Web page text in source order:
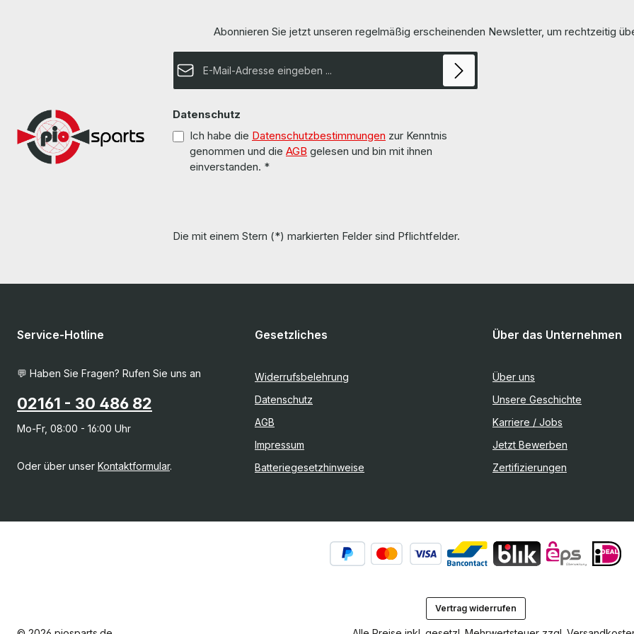
wurde von uns überholt und getestet. More
information and details can be found on the
Informationen und Details finden Sie auf den
100% OK!!! Alle Teile sind gebraucht aber 100 %
The hardware has been overhauled and tested
found on the pages of the manufacturer.
Weitere Informationen und Details finden Sie
auf den Seiten des Herstellers. All parts are
found on the pages of the
Abonnieren Sie jetzt unseren regelmäßig erscheinenden Newsletter, um rechtzeitig
E-Mail-Adresse*
Datenschutz
Ich habe die Datenschutzbestimmungen zur Kenntnis
genommen und die AGB gelesen und bin mit ihnen
einverstanden. *
Die mit einem Stern (*) markierten Felder sind Pflichtfelder.
Service-Hotline
💬 Haben Sie Fragen? Rufen Sie uns an
02161 - 30 486 82
Mo-Fr, 08:00 - 16:00 Uhr
Oder über unser Kontaktformular.
Gesetzliches
Widerrufsbelehrung
Datenschutz
AGB
Impressum
Batteriegesetzhinweise
Über das Unternehmen
Über uns
Unsere Geschichte
Karriere / Jobs
Jetzt Bewerben
Zertifizierungen
Vertrag widerrufen